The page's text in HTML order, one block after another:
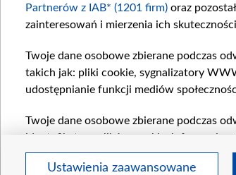
Partnerów z IAB* (1201 firm) oraz
zainteresowań i mierzenia ich
Twoje dane osobowe zbierane podczas
takich jak: pliki cookie, sygnalizatory
udostępnianie funkcji mediów
Twoje dane osobowe zbierane podczas
identyfikatory plików cookie, informacje o
pozostałychZaufanych Partnerów TVP
wyboru spersonalizowanych reklam,
Ustawienia zaawansowane